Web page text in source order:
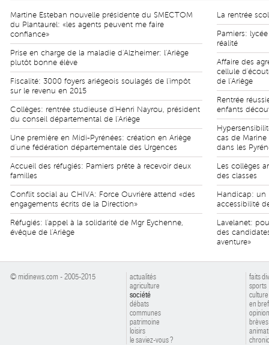
Martine Esteban nouvelle présidente du SMECTOM
du Plantaurel: «les agents peuvent me faire
confiance»
Prise en charge de la maladie d'Alzheimer: l'Ariège
plutôt bonne élève
Fiscalité: 3000 foyers ariégeois soulagés de l'impôt
sur le revenu en 2015
Collèges: rentrée studieuse d'Henri Nayrou, président
du conseil départemental de l'Ariège
Une première en Midi-Pyrénées: création en Ariège
d'une fédération départementale des Urgences
Accueil des réfugiés: Pamiers prête à recevoir deux
familles
Conflit social au CHIVA: Force Ouvrière attend «des
engagements écrits de la Direction»
Réfugiés: l'appel à la solidarité de Mgr Eychenne,
évêque de l'Ariège
La rentrée
Pamiers:
réalité
Affaire des
cellule
de l'Ariège
Rentrée
enfants
cas de Marine
dans les
Les collèges
des classes
Handicap: un
accessibilité
Lavelanet:
des
aventure»
© midinews.com - 2005-2015
actualités
agriculture
société
débats
communes
patrimoine
loisirs
le saviez-vous ?
faits
sports
culture
en bref
brèves